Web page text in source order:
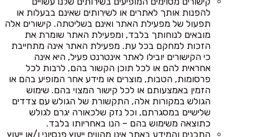
להפנות אותך לאתרים או לשירותים שאינם בבעלות או
תפעול של מפעילת האתר ואינם בשליטתה. קישורים אלה
מובאים לנוחותך בלבד, ומפעילת האתר שומרת את
הזכות למחקם בכל עת. מפעילת האתר אינה מתחייבת
כי הקישורים יובילו לאתר אינטרנט פעיל, היא אינה
אחראית להם או לכל תוכן הקשור בהם, לרבות לכל
פרסומות, הטבות, מוצרים או מידע אחר המופיע בהם או
הזמין באמצעותם או לכל קישור המצוי בהם. שימוש
הגולש במקורות אלה, התקשורת של הגולש עם צדדים
שלישיים במסגרתם, וכל נזק שלכאורה יגרם לגולש
כתוצאה משימוש בהם – הנו באחריותו בלבד.
התכנים והמידע באתר אינו מהווים ייעוץ פנסיוני ו/או ייעוץ